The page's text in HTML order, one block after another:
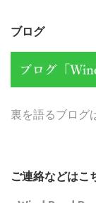
ブログ
裏を語るブログ
ご連絡などはこ